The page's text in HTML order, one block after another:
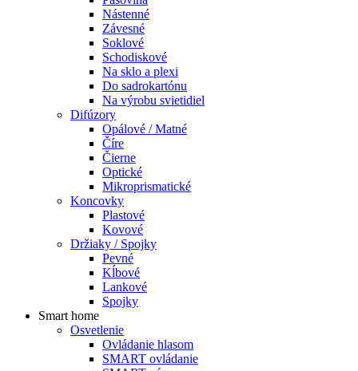
Nástenné
Závesné
Soklové
Schodiskové
Na sklo a plexi
Do sadrokartónu
Na výrobu svietidiel
Difúzory
Opálové / Matné
Číre
Čierne
Optické
Mikroprismatické
Koncovky
Plastové
Kovové
Držiaky / Spojky
Pevné
Kĺbové
Lankové
Spojky
Smart home
Osvetlenie
Ovládanie hlasom
SMART ovládanie